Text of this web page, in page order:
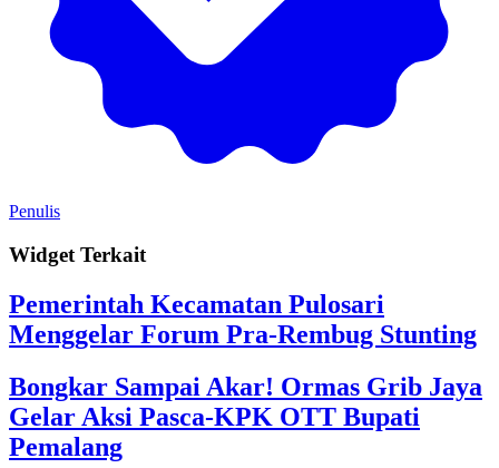
Penulis
Widget Terkait
Pemerintah Kecamatan Pulosari
Menggelar Forum Pra-Rembug Stunting
Bongkar Sampai Akar! Ormas Grib Jaya
Gelar Aksi Pasca-KPK OTT Bupati
Pemalang